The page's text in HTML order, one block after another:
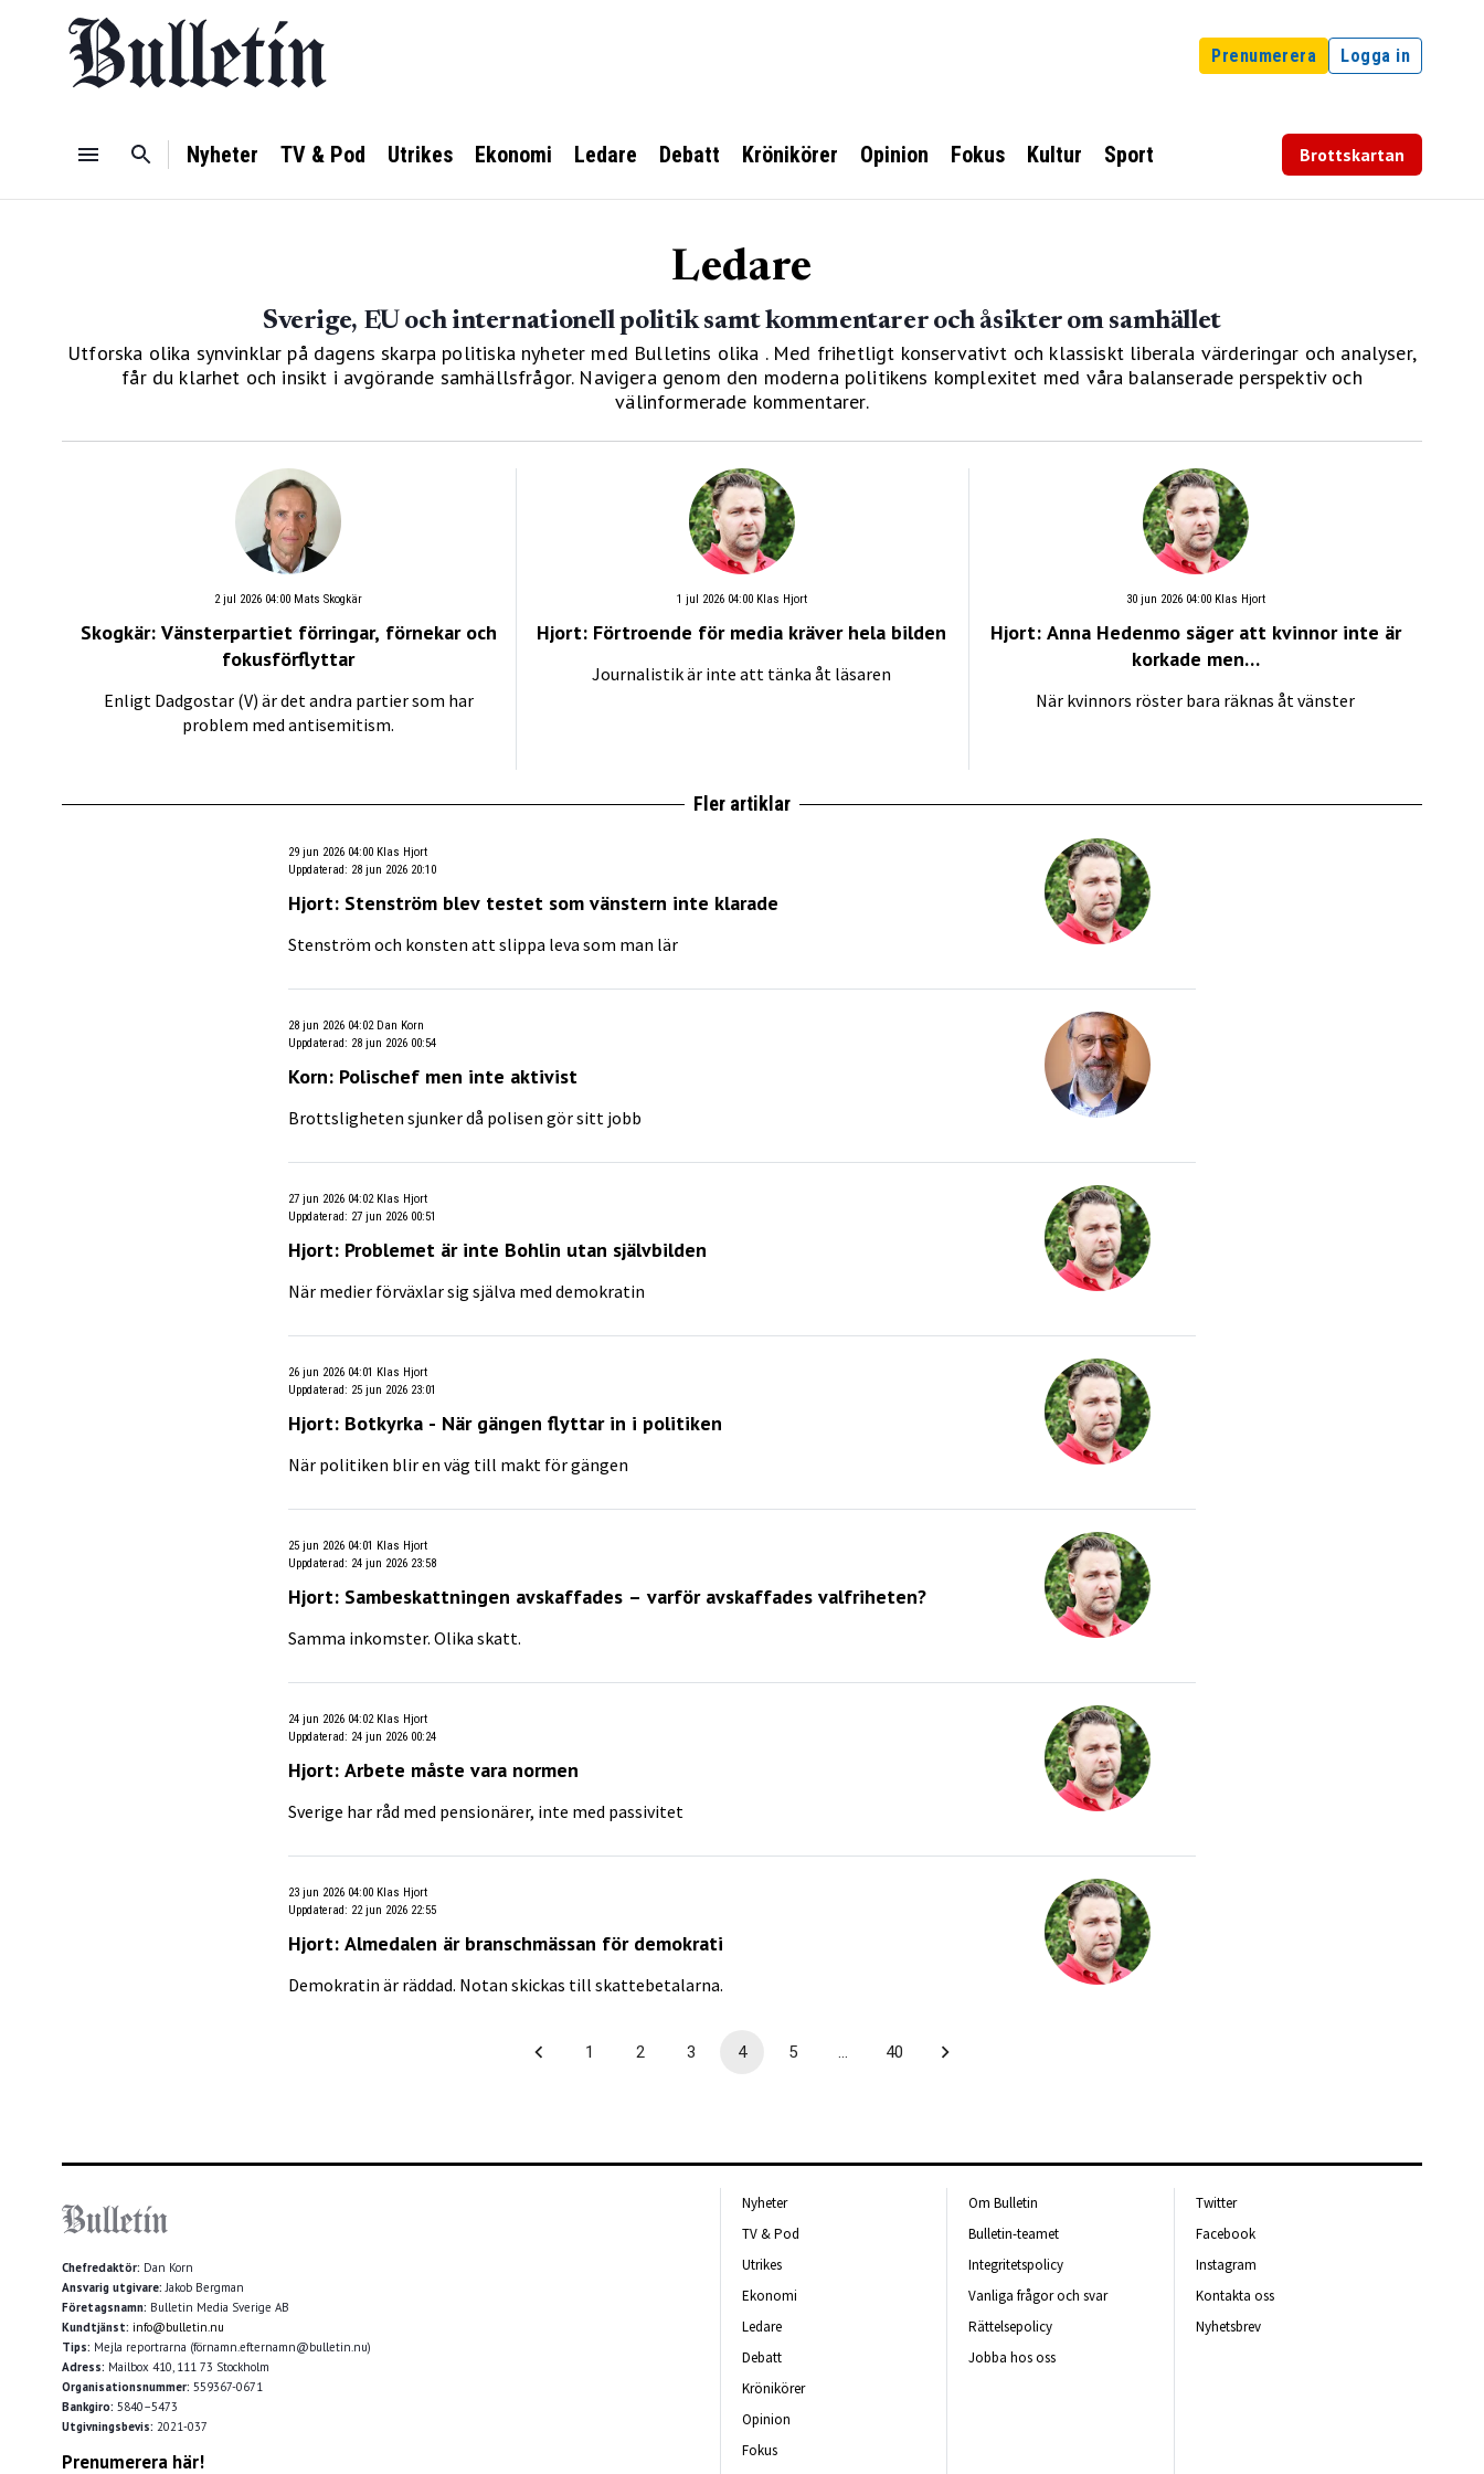
Prenumerera Logga in
Nyheter TV & Pod Utrikes Ekonomi Ledare Debatt Krönikörer Opinion Fokus Kultur Sport Brottskartan
Ledare
Sverige, EU och internationell politik samt kommentarer och åsikter om samhället
Utforska olika synvinklar på dagens skarpa politiska nyheter med Bulletins olika . Med frihetligt konservativt och klassiskt liberala värderingar och analyser,
får du klarhet och insikt i avgörande samhällsfrågor. Navigera genom den moderna politikens komplexitet med våra balanserade perspektiv och
välinformerade kommentarer.
2 jul 2026 04:00 Mats Skogkär
Skogkär: Vänsterpartiet förringar, förnekar och
fokusförflyttar
Enligt Dadgostar (V) är det andra partier som har
problem med antisemitism.
1 jul 2026 04:00 Klas Hjort
Hjort: Förtroende för media kräver hela bilden
Journalistik är inte att tänka åt läsaren
30 jun 2026 04:00 Klas Hjort
Hjort: Anna Hedenmo säger att kvinnor inte är
korkade men…
När kvinnors röster bara räknas åt vänster
Fler artiklar
29 jun 2026 04:00 Klas Hjort
Uppdaterad: 28 jun 2026 20:10
Hjort: Stenström blev testet som vänstern inte klarade
Stenström och konsten att slippa leva som man lär
28 jun 2026 04:02 Dan Korn
Uppdaterad: 28 jun 2026 00:54
Korn: Polischef men inte aktivist
Brottsligheten sjunker då polisen gör sitt jobb
27 jun 2026 04:02 Klas Hjort
Uppdaterad: 27 jun 2026 00:51
Hjort: Problemet är inte Bohlin utan självbilden
När medier förväxlar sig själva med demokratin
26 jun 2026 04:01 Klas Hjort
Uppdaterad: 25 jun 2026 23:01
Hjort: Botkyrka - När gängen flyttar in i politiken
När politiken blir en väg till makt för gängen
25 jun 2026 04:01 Klas Hjort
Uppdaterad: 24 jun 2026 23:58
Hjort: Sambeskattningen avskaffades – varför avskaffades valfriheten?
Samma inkomster. Olika skatt.
24 jun 2026 04:02 Klas Hjort
Uppdaterad: 24 jun 2026 00:24
Hjort: Arbete måste vara normen
Sverige har råd med pensionärer, inte med passivitet
23 jun 2026 04:00 Klas Hjort
Uppdaterad: 22 jun 2026 22:55
Hjort: Almedalen är branschmässan för demokrati
Demokratin är räddad. Notan skickas till skattebetalarna.
1 2 3 4 5 40
Chefredaktör: Dan Korn
Ansvarig utgivare:Jakob Bergman
Företagsnamn: Bulletin Media Sverige AB
Kundtjänst: info@bulletin.nu
Tips: Mejla reportrarna (förnamn.efternamn@bulletin.nu)
Adress: Mailbox 410, 111 73 Stockholm
Organisationsnummer: 559367-0671
Bankgiro: 5840–5473
Utgivningsbevis: 2021-037
Prenumerera här!
Nyheter
TV & Pod
Utrikes
Ekonomi
Ledare
Debatt
Krönikörer
Opinion
Fokus
Om Bulletin
Bulletin-teamet
Integritetspolicy
Vanliga frågor och svar
Rättelsepolicy
Jobba hos oss
Twitter
Facebook
Instagram
Kontakta oss
Nyhetsbrev